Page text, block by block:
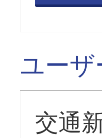
ユー
交通